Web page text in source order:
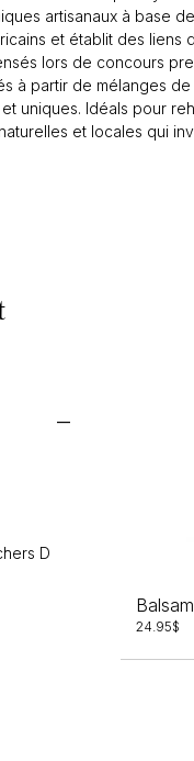
artisanaux à base
et établit des
lors de concours
à partir de mélanges
uniques. Idéals pour
et locales qui
D
24.95$